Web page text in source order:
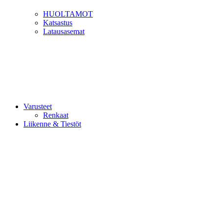
HUOLTAMOT
Katsastus
Latausasemat
Varusteet
Renkaat
Liikenne & Tiestöt